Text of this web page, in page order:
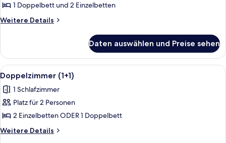
1 Doppelbett und 2 Einzelbetten
Weitere Details
Weitere
Daten auswählen und Preise sehen
Alle
Fotos
für
Doppelzimmer
(1+1)
anzeigen
Ein ordentlich bezogenes Bett mit
2
Doppelzimmer (1+1)
1 Schlafzimmer
Platz für 2 Personen
2 Einzelbetten ODER 1 Doppelbett
Weitere Details
Weitere